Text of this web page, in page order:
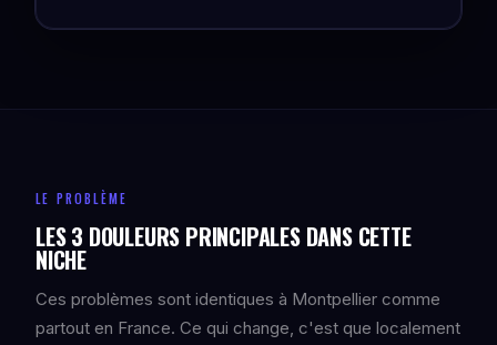
LE PROBLÈME
LES 3 DOULEURS PRINCIPALES DANS CETTE
NICHE
Ces problèmes sont identiques à Montpellier comme
partout en France. Ce qui change, c'est que localement